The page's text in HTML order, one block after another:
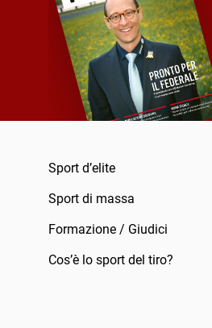
Sport d’elite
Sport di massa
Formazione / Giudici
Cos’è lo sport del tiro?